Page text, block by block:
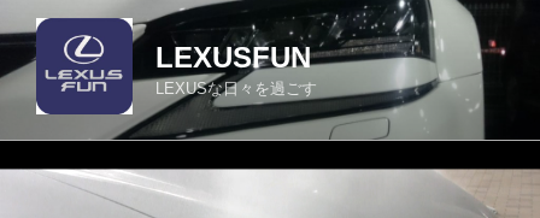
ン
テ
LEXUSFUN
LEXUSな日々を過ごす